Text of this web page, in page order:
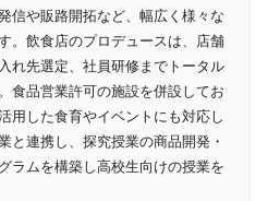
信や販路開拓など、幅広く様々な
。飲食店のプロデュースは、店舗
れ先選定、社員研修までトータル
食品営業許可の施設を併設してお
用した食育やイベントにも対応し
と連携し、探究授業の商品開発・
ラムを構築し高校生向けの授業を